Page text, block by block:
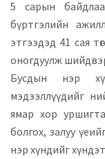
5 сарын
бүртгэлийн
этгээдэд 41 сая
оногдуулж
Бусдын нэр
мэдээллүүдийг
ямар хор
болгох, залуу
нэр хүндийг